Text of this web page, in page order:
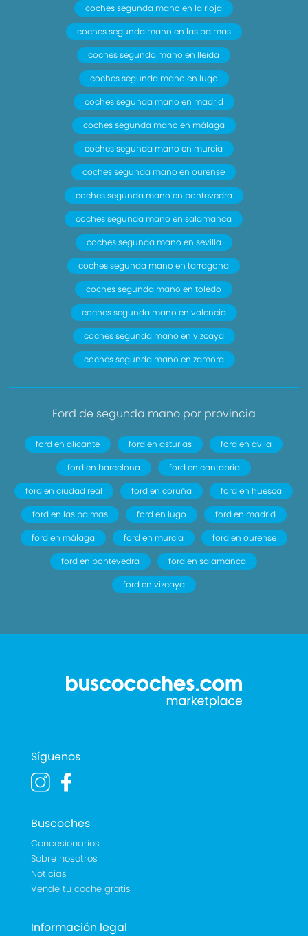
coches segunda mano en la rioja
coches segunda mano en las palmas
coches segunda mano en lleida
coches segunda mano en lugo
coches segunda mano en madrid
coches segunda mano en málaga
coches segunda mano en murcia
coches segunda mano en ourense
coches segunda mano en pontevedra
coches segunda mano en salamanca
coches segunda mano en sevilla
coches segunda mano en tarragona
coches segunda mano en toledo
coches segunda mano en valencia
coches segunda mano en vizcaya
coches segunda mano en zamora
Ford de segunda mano por provincia
ford en alicante ford en asturias
ford en ávila
ford en barcelona
ford en cantabria
ford en ciudad real
ford en coruña
ford en huesca
ford en las palmas
ford en lugo
ford en madrid
ford en málaga
ford en murcia
ford en ourense
ford en pontevedra
ford en salamanca
ford en vizcaya
Síguenos
Buscoches
Concesionarios
Sobre nosotros
Noticias
Vende tu coche gratis
Información legal